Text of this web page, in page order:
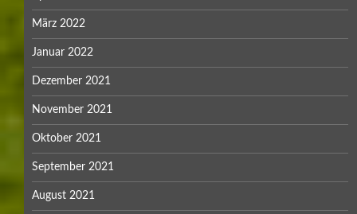
März 2022
Januar 2022
Dezember 2021
November 2021
Oktober 2021
September 2021
August 2021